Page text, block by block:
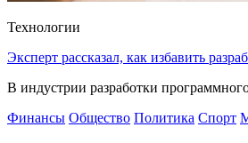
Технологии
Эксперт рассказал, как избавить
В индустрии разработки
Финансы Общество Политика Спорт